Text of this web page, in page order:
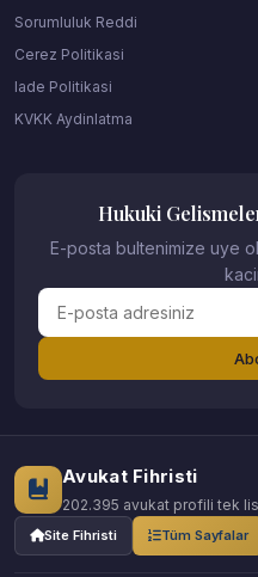
Sorumluluk Reddi
Cerez Politikasi
Iade Politikasi
KVKK Aydinlatma
Hukuki
E-posta bultenimize uye
Avukat Fihristi
202.395 avukat profili tek
Site Fihristi Tüm Sayfalar